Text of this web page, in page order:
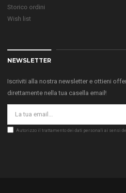
Storico ordini
Wish list
NEWSLETTER
Iscriviti alla nostra newsletter e ottieni
direttamente nella tua casella email!
Autorizzo il trattamento dei dati personali ai sensi